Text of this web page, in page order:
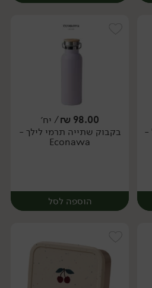
-
98.00
₪/ יח׳
בקבוק שתייה תרמי לילך -
Econawa
הוספה לסל